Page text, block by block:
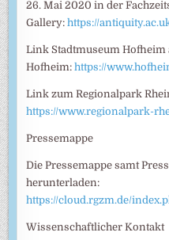
26. Mai 2020 in der
Gallery:https://
Link Stadtmuseum Hofheim
Hofheim:https://
Link zum Regionalpark
https://www.regionalpark-
Pressemappe
Die Pressemappe samt
herunterladen:
https://cloud.rgzm.de/
Wissenschaftlicher Kontakt